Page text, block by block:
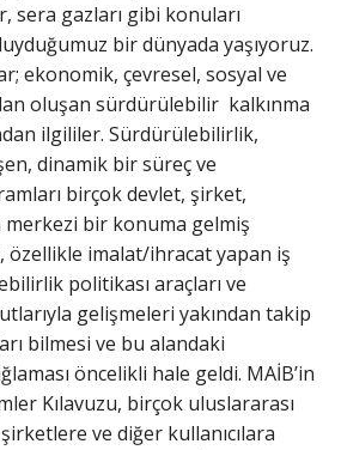
sera gazları gibi konuları
bir dünyada yaşıyoruz.
ekonomik, çevresel, sosyal ve
oluşan sürdürülebilir kalkınma
ilgililer. Sürdürülebilirlik,
dinamik bir süreç ve
birçok devlet, şirket,
merkezi bir konuma gelmiş
özellikle imalat/ihracat yapan iş
politikası araçları ve
gelişmeleri yakından takip
bilmesi ve bu alandaki
öncelikli hale geldi. MAİB’in
Kılavuzu, birçok uluslararası
ve diğer kullanıcılara